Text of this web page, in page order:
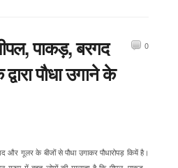
पाकड़, बरगद
पौधा उगाने के
0
और गूलर के बीजों से पौधा उगाकर पौधारोपड़ कियें है।